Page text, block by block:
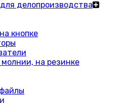
делопроизводства
кнопке
на резинке